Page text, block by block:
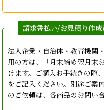
法人企業・自治体・教育機関
用の方は、「月末締め翌月末
けます。ご購入お手続きの際
をご記入ください。別途ご案
のご依頼は、各商品のお問い